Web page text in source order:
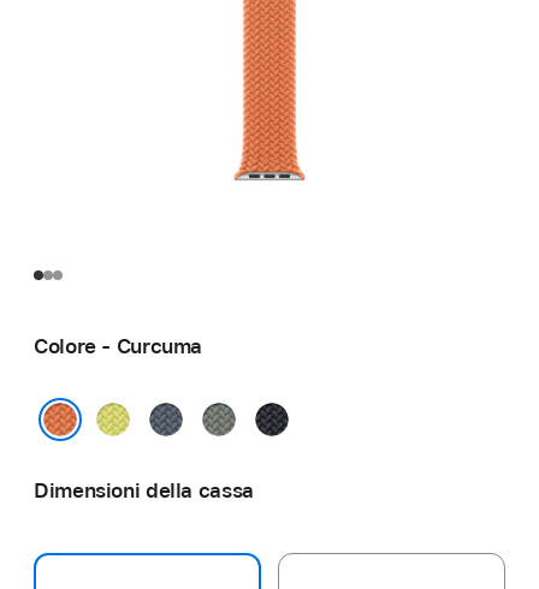
Colore - Curcuma
Giallo
Blu
GrigioverdeMezzanotte
Dimensioni della cassa